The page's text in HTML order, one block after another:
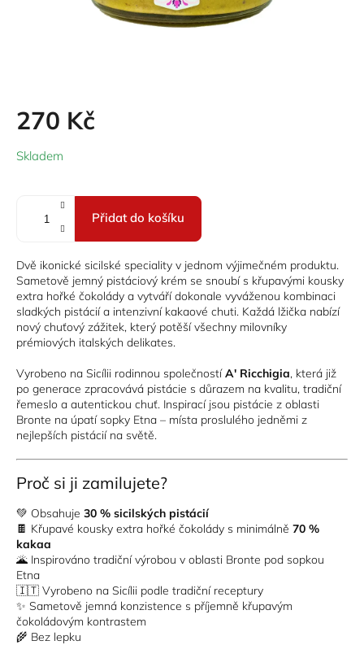
270 Kč
cena:
Skladem
Přidat do košíku
Dvě ikonické sicilské speciality v jednom výjimečném produktu.
Sametově jemný pistáciový krém se snoubí s křupavými kousky
extra hořké čokolády a vytváří dokonale vyváženou kombinaci
sladkých pistácií a intenzivní kakaové chuti. Každá lžička nabízí
nový chuťový zážitek, který potěší všechny milovníky
prémiových italských delikates.
Vyrobeno na Sicílii rodinnou společnostíA' Ricchigia, která již
po generace zpracovává pistácie s důrazem na kvalitu, tradiční
řemeslo a autentickou chuť. Inspirací jsou pistácie z oblasti
Bronte na úpatí sopky Etna – místa proslulého jedněmi z
nejlepších pistácií na světě.
Proč si ji zamilujete?
💚 Obsahuje 30 % sicilských pistácií
🍫 Křupavé kousky extra hořké čokolády s minimálně 70 %
kakaa
🌋 Inspirováno tradiční výrobou v oblasti Bronte pod sopkou
Etna
🇮🇹 Vyrobeno na Sicílii podle tradiční receptury
✨ Sametově jemná konzistence s příjemně křupavým
čokoládovým kontrastem
🌾 Bez lepku